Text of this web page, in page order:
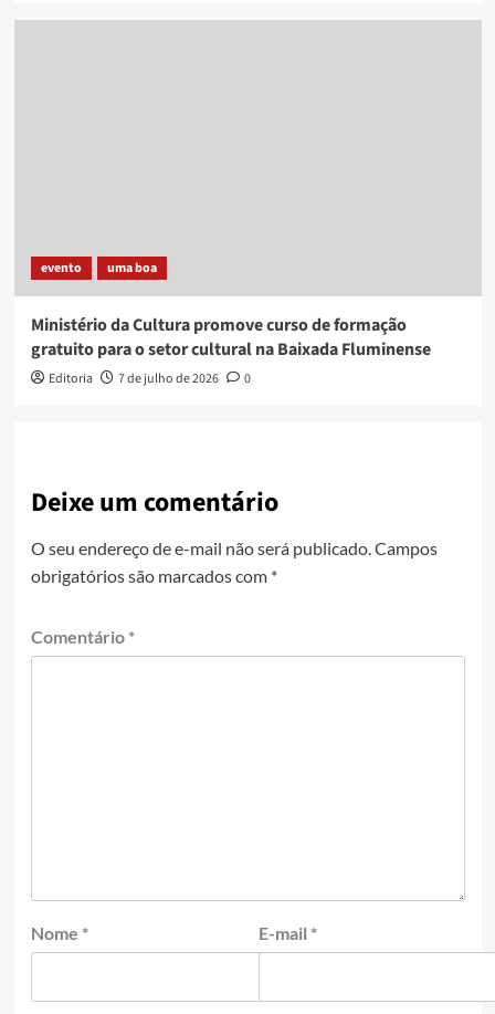
evento uma boa
Ministério da Cultura promove curso de formação
gratuito para o setor cultural na Baixada Fluminense
Editoria 7 de julho de 2026 0
Deixe um comentário
O seu endereço de e-mail não será publicado. Campos
obrigatórios são marcados com *
Comentário *
Nome * E-mail *